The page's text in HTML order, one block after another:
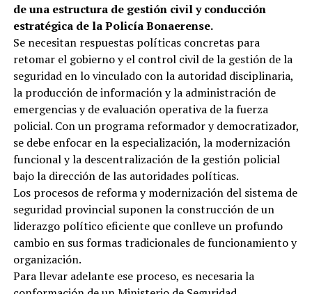
de una estructura de gestión civil y conducción
estratégica de la Policía Bonaerense.
Se necesitan respuestas políticas concretas para
retomar el gobierno y el control civil de la gestión de la
seguridad en lo vinculado con la autoridad disciplinaria,
la producción de información y la administración de
emergencias y de evaluación operativa de la fuerza
policial. Con un programa reformador y democratizador,
se debe enfocar en la especialización, la modernización
funcional y la descentralización de la gestión policial
bajo la dirección de las autoridades políticas.
Los procesos de reforma y modernización del sistema de
seguridad provincial suponen la construcción de un
liderazgo político eficiente que conlleve un profundo
cambio en sus formas tradicionales de funcionamiento y
organización.
Para llevar adelante ese proceso, es necesaria la